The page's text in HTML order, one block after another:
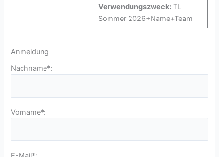
Verwendungszweck:TL
Sommer 2026+Name+Team
Anmeldung
Nachname*:
Vorname*: